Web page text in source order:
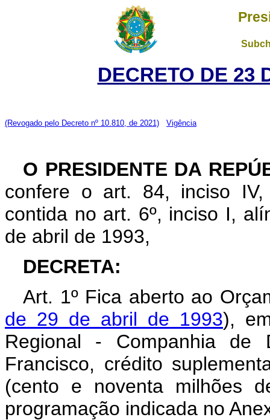
DECRETO DE 23
(Revogado pelo Decreto nº 10.810, de 2021) Vigência
O PRESIDENTE DA
confere o art. 84, inciso
contida no art. 6º, inciso I,
de abril de 1993,
DECRETA:
Art. 1º Fica aberto ao
de 29 de abril de 1993),
Regional - Companhia de
Francisco, crédito
(cento e noventa milhões
programação indicada no